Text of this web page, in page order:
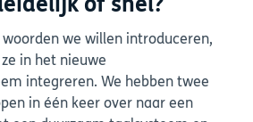
of snel?
we willen introduceren,
in het nieuwe
integreren. We hebben twee
in één keer over naar een